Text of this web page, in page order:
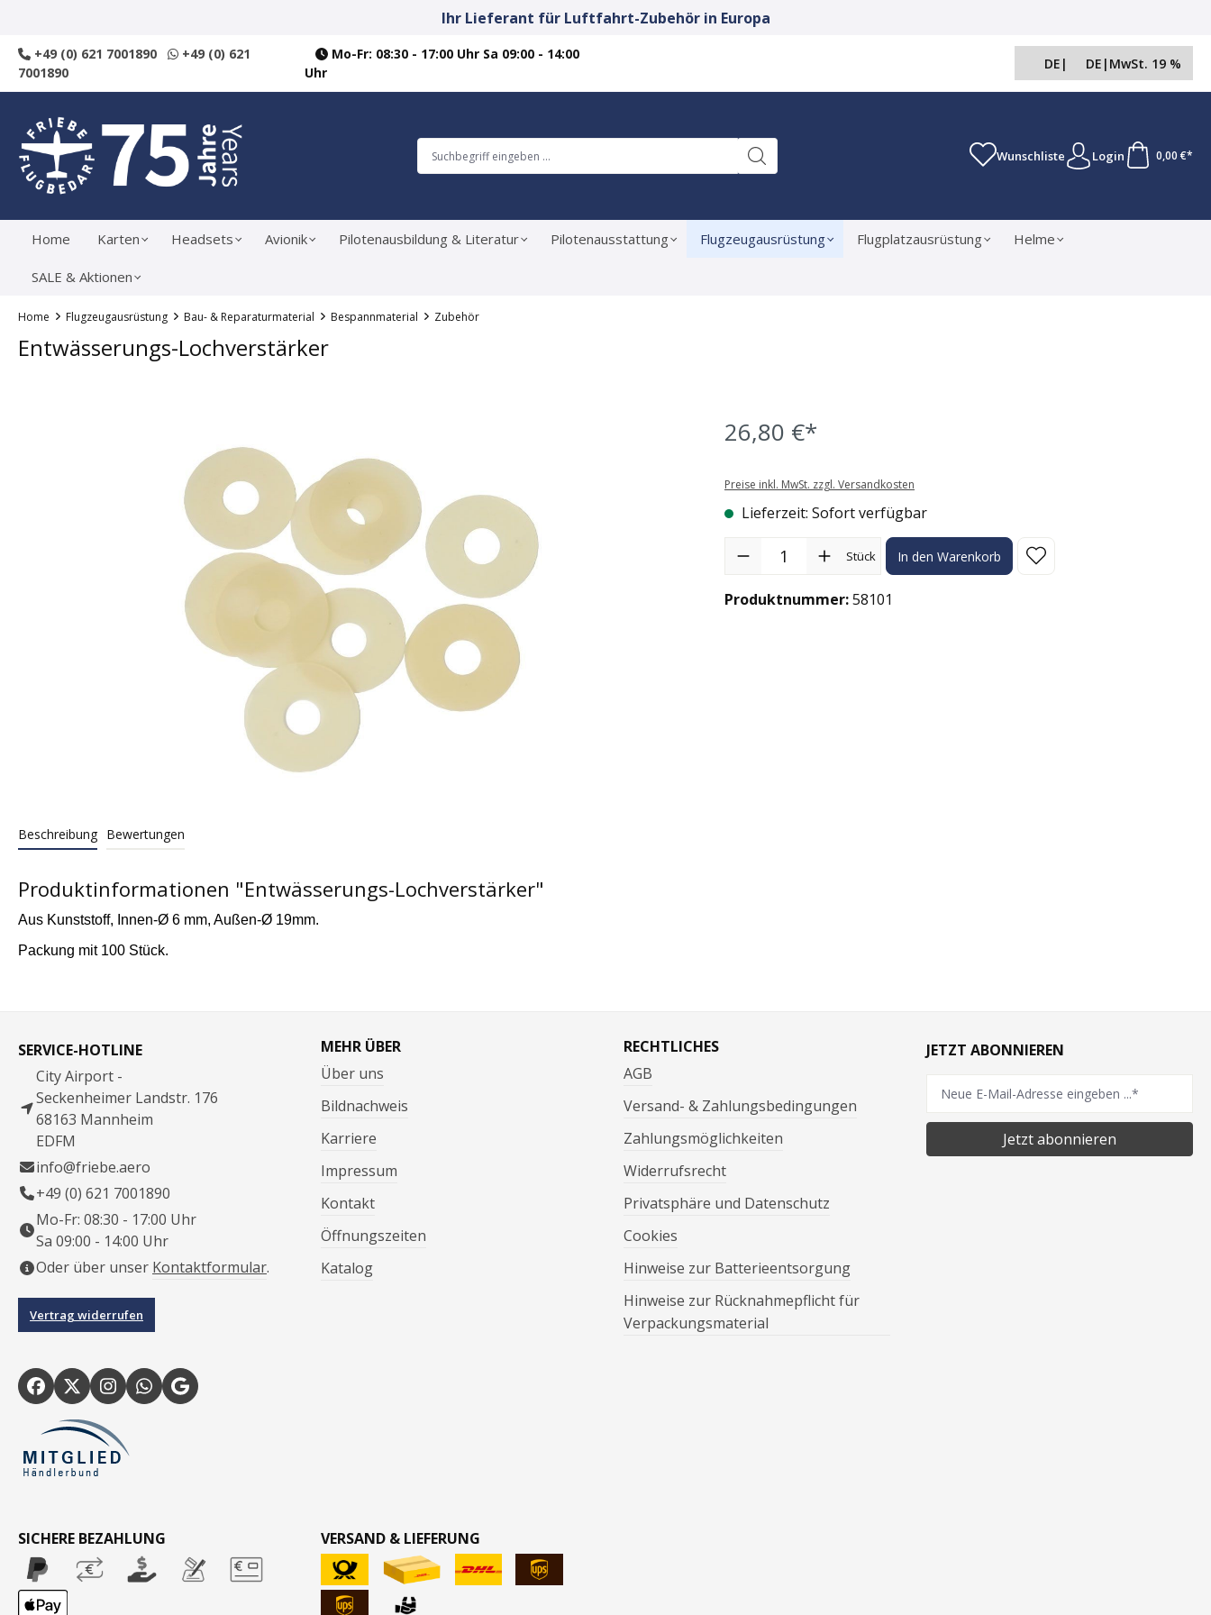
Ihr Lieferant für Luftfahrt-Zubehör in Europa
+49 (0) 621 7001890
+49 (0) 621
7001890
Mo-Fr: 08:30 - 17:00 Uhr Sa 09:00 - 14:00
Uhr
DE | DE | MwSt. 19 %
Wunschliste Login 0,00 €*
Home Karten Headsets Avionik Pilotenausbildung & Literatur Pilotenausstattung Flugzeugausrüstung Flugplatzausrüstung Helme
SALE & Aktionen
Home Flugzeugausrüstung Bau- & Reparaturmaterial Bespannmaterial Zubehör
Entwässerungs-Lochverstärker
26,80 €*
Preise inkl. MwSt. zzgl. Versandkosten
Lieferzeit: Sofort verfügbar
Produkt Anzahl: Gib den gewünschten Wert ein oder benutze die
Stück In den Warenkorb
Produktnummer:58101
Beschreibung Bewertungen
Produktinformationen "Entwässerungs-Lochverstärker"
Aus Kunststoff, Innen-Ø 6 mm, Außen-Ø 19mm.
Packung mit 100 Stück.
SERVICE-HOTLINE
City Airport -
Seckenheimer Landstr. 176
68163 Mannheim
EDFM
info@friebe.aero
+49 (0) 621 7001890
Mo-Fr: 08:30 - 17:00 Uhr
Sa 09:00 - 14:00 Uhr
Oder über unser Kontaktformular.
Vertrag widerrufen
MEHR ÜBER
Über uns
Bildnachweis
Karriere
Impressum
Kontakt
Öffnungszeiten
Katalog
RECHTLICHES
AGB
Versand- & Zahlungsbedingungen
Zahlungsmöglichkeiten
Widerrufsrecht
Privatsphäre und Datenschutz
Cookies
Hinweise zur Batterieentsorgung
Hinweise zur Rücknahmepflicht für
Verpackungsmaterial
JETZT ABONNIEREN
Jetzt abonnieren
SICHERE BEZAHLUNG VERSAND & LIEFERUNG